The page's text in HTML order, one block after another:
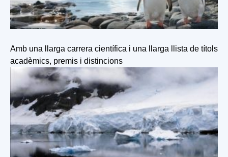
Amb una llarga carrera científica i una llarga llista de títols
acadèmics, premis i distincions